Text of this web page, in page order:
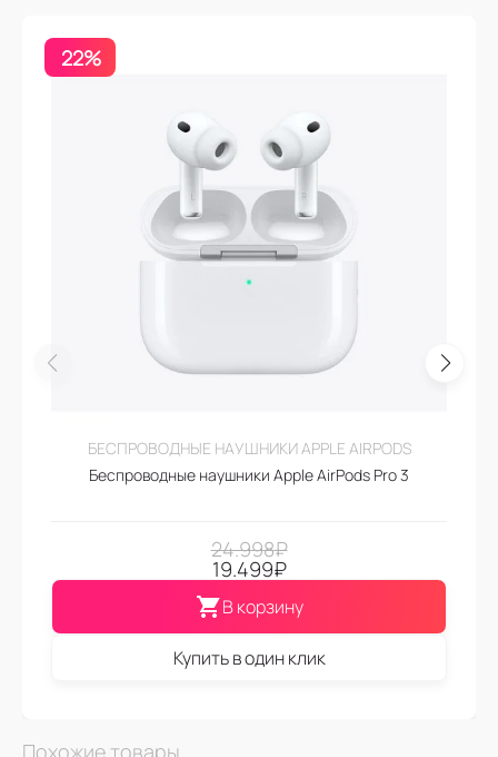
22%
БЕСПРОВОДНЫЕ НАУШНИКИ APPLE AIRPODS
Беспроводные наушники Apple AirPods Pro 3
24.998₽
19.499₽
В корзину
Купить в один клик